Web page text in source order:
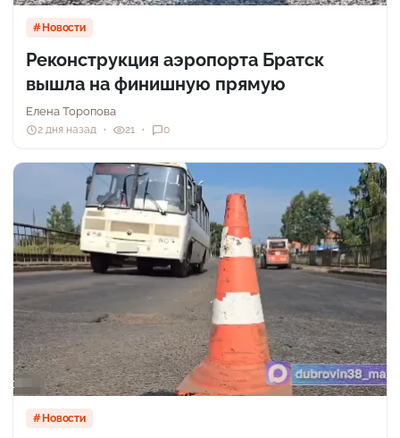
Новости
Реконструкция аэропорта Братск
вышла на финишную прямую
Елена Торопова
2 дня назад 21 0
Новости